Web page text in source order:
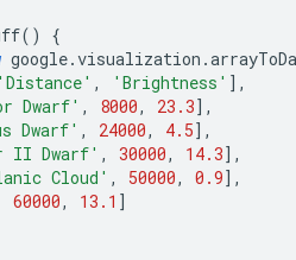
()
{
google.visualization .
'Distance' , 'Brightness' ],
Dwarf' , 8000, 23.3],
Dwarf' , 24000, 4.5],
II Dwarf' , 30000, 14.3],
Cloud' , 50000, 0.9],
60000, 13.1 ]